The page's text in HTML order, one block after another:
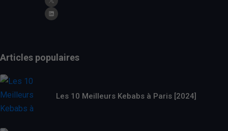
Articles populaires
Les 10 Meilleurs Kebabs à Paris [2024]